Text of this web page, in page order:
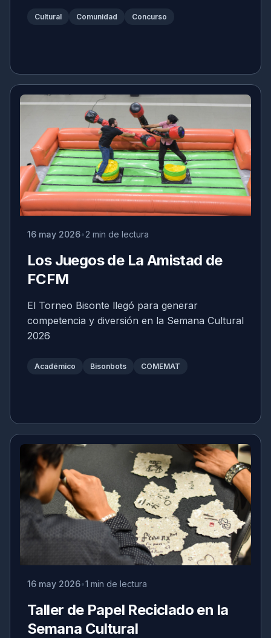
Cultural Comunidad Concurso
16 may 2026 2 min de lectura
Los Juegos de La Amistad de
FCFM
El Torneo Bisonte llegó para generar
competencia y diversión en la Semana Cultural
2026
Académico Bisonbots COMEMAT
16 may 2026 1 min de lectura
Taller de Papel Reciclado en la
Semana Cultural